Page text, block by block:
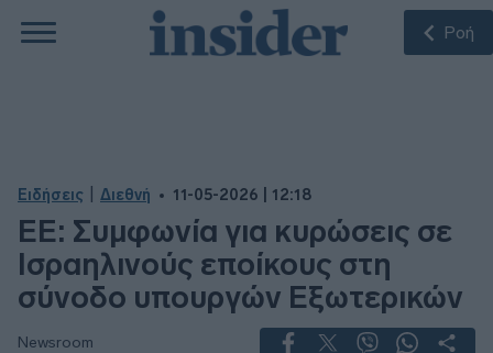
Ροή
Ειδήσεις Διεθνή 11-05-2026 | 12:18
ΕΕ: Συμφωνία για κυρώσεις σε
Ισραηλινούς εποίκους στη
σύνοδο υπουργών Εξωτερικών
Newsroom